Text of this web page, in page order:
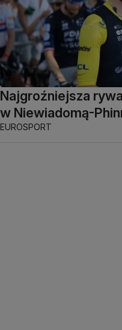
Najgroźniejsza
w Niewiadomą-
EUROSPORT